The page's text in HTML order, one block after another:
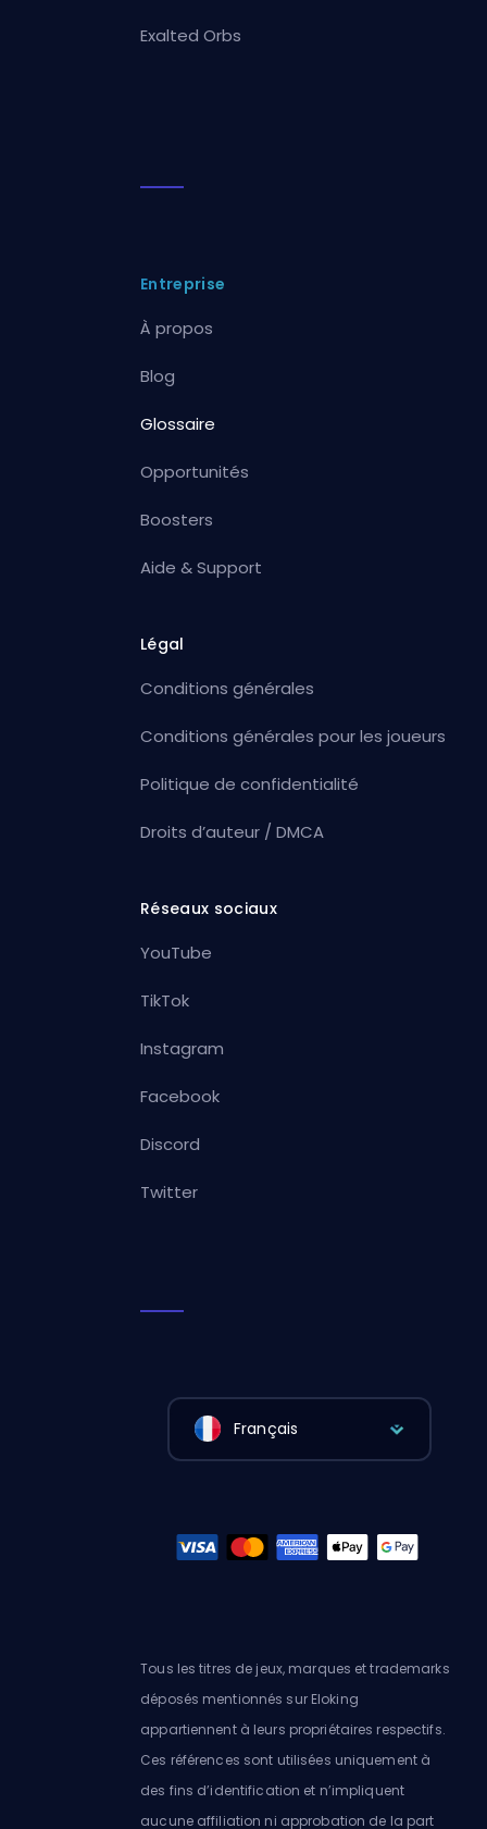
Exalted Orbs
Entreprise
À propos
Blog
Glossaire
Opportunités
Boosters
Aide & Support
Légal
Conditions générales
Conditions générales pour les joueurs
Politique de confidentialité
Droits d’auteur / DMCA
Réseaux sociaux
YouTube
TikTok
Instagram
Facebook
Discord
Twitter
Français
Tous les titres de jeux, marques et trademarks
déposés mentionnés sur Eloking
appartiennent à leurs propriétaires respectifs.
Ces références sont utilisées uniquement à
des fins d’identification et n’impliquent
aucune affiliation ni approbation de la part